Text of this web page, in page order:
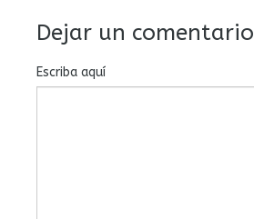
Dejar un comentario
Escriba aquí